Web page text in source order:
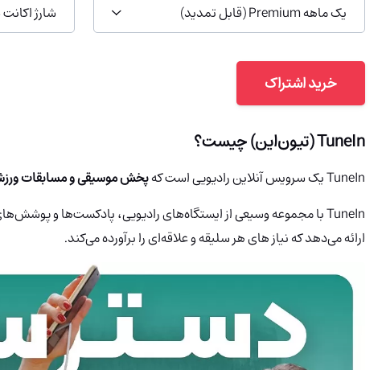
یک ماهه Premium (قابل تمدید)
شارژ
خرید اشتراک
TuneIn (تیون‌این) چیست؟
TuneIn یک سرویس آنلاین رادیویی است که پخش موسیقی و مسابقات
TuneInبا مجموعه وسیعی از ایستگاه‌های رادیویی، پادکست‌ها و
ارائه می‌دهد که نیاز های هر سلیقه و علاقه‌ای را برآورده می‌کند.